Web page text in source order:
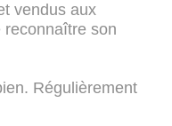
vendus aux
son
Régulièrement